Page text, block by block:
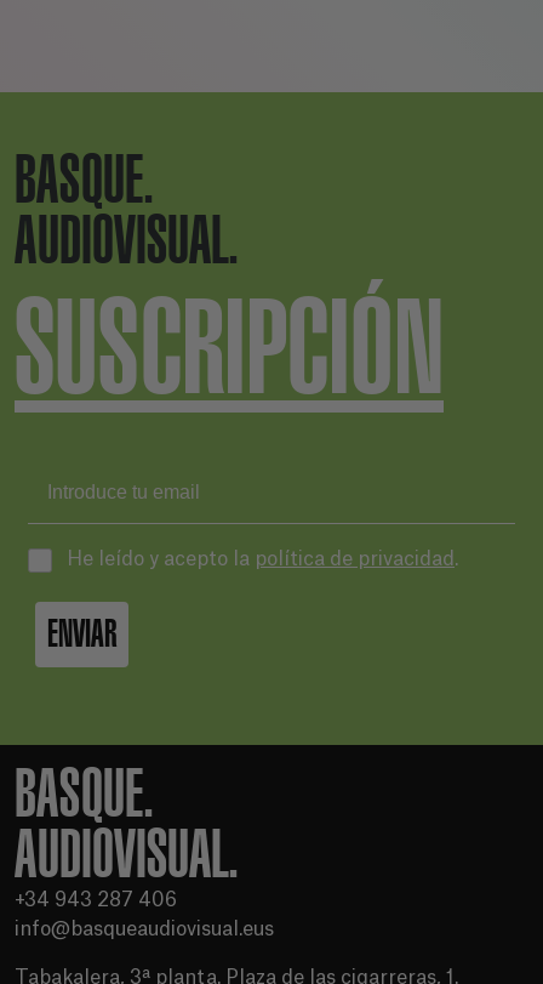
BASQUE.
AUDIOVISUAL.
SUSCRIPCIÓN
He leído y acepto la política de privacidad .
ENVIAR
BASQUE.
AUDIOVISUAL.
+34 943 287 406
info@basqueaudiovisual.eus
Tabakalera, 3ª planta. Plaza de las cigarreras, 1.